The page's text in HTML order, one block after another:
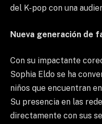
del K-pop con una
Nueva generación de
Con su impactante
Sophia Eldo se ha
niños que encuentran
Su presencia en las
directamente con sus